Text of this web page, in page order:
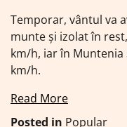
Temporar, vântul va
munte și izolat în
km/h, iar în
km/h.
Read More
Posted in Popular